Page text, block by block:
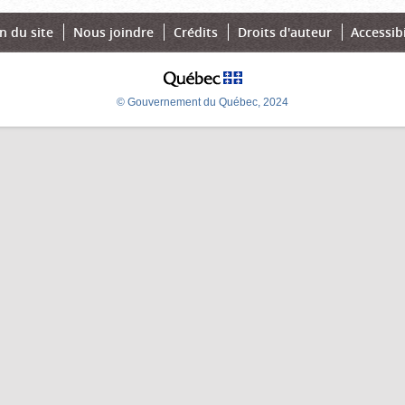
du site Nous joindre Crédits Droits d'auteur
© Gouvernement du Québec, 2024